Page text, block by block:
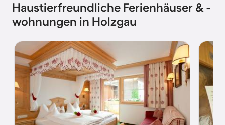
Haustierfreundliche Ferienhäuser & -
wohnungen in Holzgau